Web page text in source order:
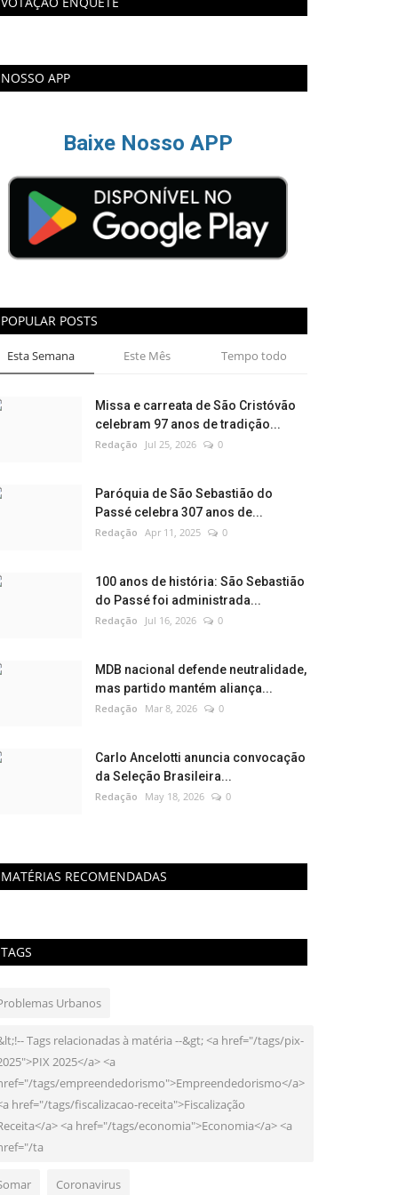
NOSSO APP
Baixe Nosso APP
POPULAR POSTS
Esta Semana Este Mês Tempo todo
Missa e carreata de São Cristóvão
celebram 97 anos de tradição...
Redação Jul 25, 2026 0
Paróquia de São Sebastião do
Passé celebra 307 anos de...
Redação Apr 11, 2025 0
100 anos de história: São Sebastião
do Passé foi administrada...
Redação Jul 16, 2026 0
MDB nacional defende neutralidade,
mas partido mantém aliança...
Redação Mar 8, 2026 0
Carlo Ancelotti anuncia convocação
da Seleção Brasileira...
Redação May 18, 2026 0
MATÉRIAS RECOMENDADAS
TAGS
Urbanos
Tags relacionadas à matéria --&gt; <a href="/tags/pix-
2025</a> <a
tags/empreendedorismo">Empreendedorismo</a>
href="/tags/fiscalizacao-receita">Fiscalização
a> <a href="/tags/economia">Economia</a> <a
ta
Coronavirus